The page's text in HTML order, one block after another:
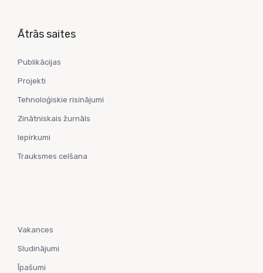
Ātrās saites
Publikācijas
Projekti
Tehnoloģiskie risinājumi
Zinātniskais žurnāls
Iepirkumi
Trauksmes celšana
Vakances
Sludinājumi
Īpašumi